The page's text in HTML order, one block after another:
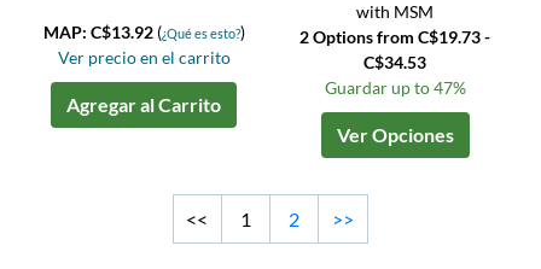
MAP: C$13.92 (¿Qué es esto?)
Ver precio en el carrito
Agregar al Carrito
with MSM
2 Options from C$19.73 -
C$34.53
Guardar up to 47%
Ver Opciones
<< 1 2 >>